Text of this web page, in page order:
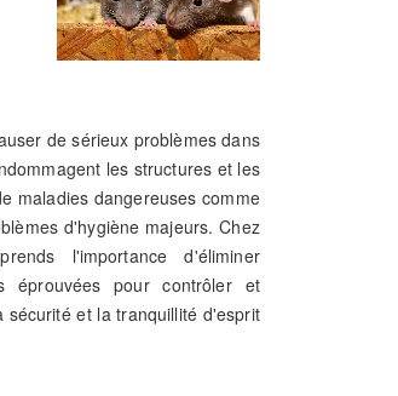
de sérieux problèmes dans
les structures et les
maladies dangereuses comme
d'hygiène majeurs. Chez
l'importance d'éliminer
éprouvées pour contrôler et
et la tranquillité d'esprit